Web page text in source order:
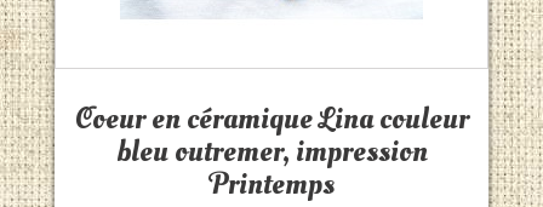
Coeur en céramique Lina couleur
bleu outremer, impression
Printemps